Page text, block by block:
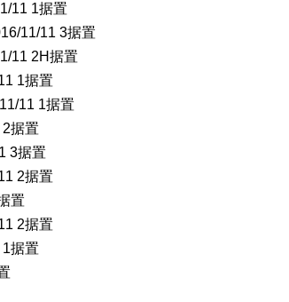
11 1据置
11/11 3据置
11 2H据置
1据置
11 1据置
据置
3据置
2据置
置
2据置
据置